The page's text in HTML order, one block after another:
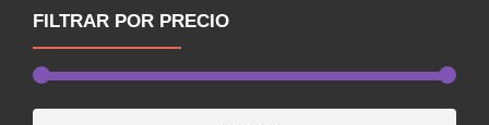
FILTRAR POR PRECIO
Prix
Prix